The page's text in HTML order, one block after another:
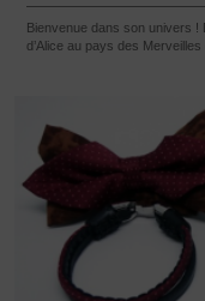
Bienvenue dans son univers !
d’Alice au pays des